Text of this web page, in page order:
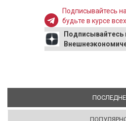
Подписывайтесь
будьте в курсе
Подписывайтесь